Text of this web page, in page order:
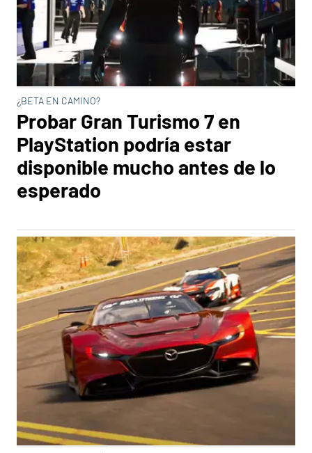
¿BETA EN CAMINO?
Probar Gran Turismo 7 en
PlayStation podría estar
disponible mucho antes de lo
esperado